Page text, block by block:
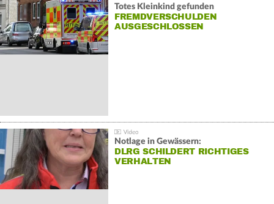
Totes Kleinkind gefunden
FREMDVERSCHULDEN
AUSGESCHLOSSEN
Notlage in Gewässern:
DLRG SCHILDERT RICHTIGES
VERHALTEN